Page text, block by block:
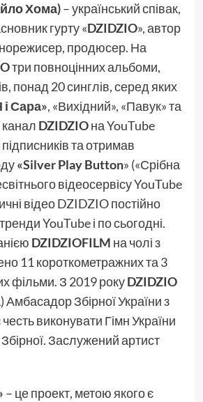
Хома)– український співак,
гурту «DZIDZIO», автор
продюсер. На
три повноцінних альбоми,
понад 20 синглів, серед яких
і Сара», «Вихідний», «Павук» та
канал DZIDZIOна YouTube
та отримав
«Silver Play Button» («Срібна
відеосервісу YouTube
відео DZIDZIO постійно
YouTube і по сьогодні.
DZIDZIOFILM на чолі з
11 короткометражних та 3
фільми. З 2019 рокуDZIDZIO
Збірної України з
виконувати Гімн України
Заслужений артист
– це проект, метою якого є